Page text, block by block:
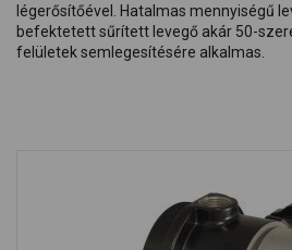
légerősítőével. Hatalmas mennyiségű
befektetett sűrített levegő akár 50-
felületek semlegesítésére alkalmas.